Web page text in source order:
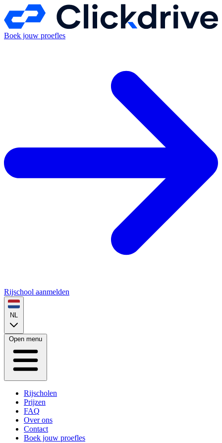
Boek jouw proefles
Rijschool aanmelden
NL
Open menu
Rijscholen
Prijzen
FAQ
Over ons
Contact
Boek jouw proefles